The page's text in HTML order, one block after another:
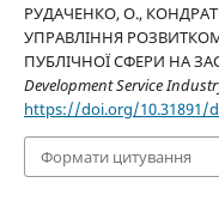
РУДАЧЕНКО, О.,
УПРАВЛІННЯ
ПУБЛІЧНОЇ СФЕРИ НА
Development Service
https://doi.org/10.31891/
Формати цитування